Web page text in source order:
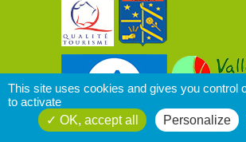
This site uses cookies and gives you control
to activate
OK, accept all
Personalize